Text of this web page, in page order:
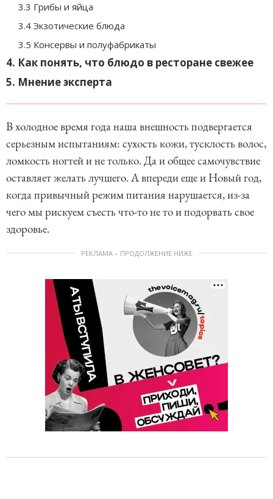
3.3 Грибы и яйца
3.4 Экзотические блюда
3.5 Консервы и полуфабрикаты
4. Как понять, что блюдо в ресторане свежее
5. Мнение эксперта
В холодное время года наша внешность подвергается
серьезным испытаниям: сухость кожи, тусклость волос,
ломкость ногтей и не только. Да и общее самочувствие
оставляет желать лучшего. А впереди еще и Новый год,
когда привычный режим питания нарушается, из-за
чего мы рискуем съесть что-то не то и подорвать свое
здоровье.
РЕКЛАМА – ПРОДОЛЖЕНИЕ НИЖЕ